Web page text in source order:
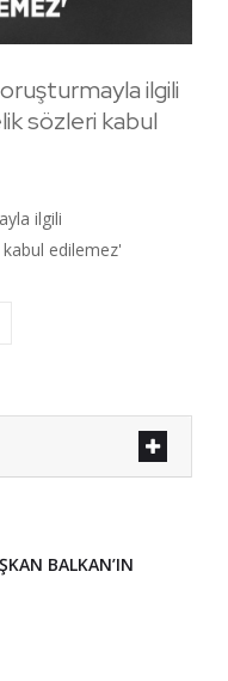
ilgili
sözleri kabul
ilgili
kabul edilemez'
BALKAN’IN